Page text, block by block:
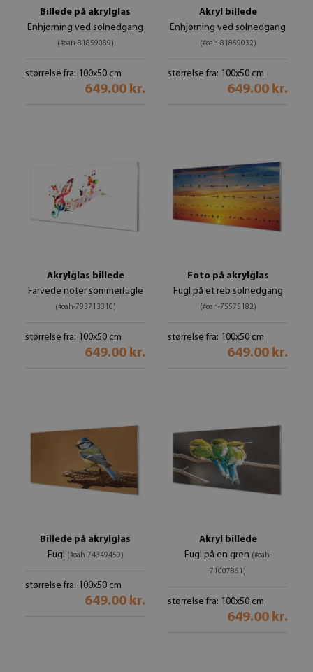
Billede på akrylglas
Enhjørning ved solnedgang
(#oah-81859089)
størrelse fra: 100x50 cm
649.00 kr.
Akryl billede
Enhjørning ved solnedgang
(#oah-81859032)
størrelse fra: 100x50 cm
649.00 kr.
Akrylglas billede
Farvede noter sommerfugle
(#oah-793713310)
størrelse fra: 100x50 cm
649.00 kr.
Foto på akrylglas
Fugl på et reb solnedgang
(#oah-75575182)
størrelse fra: 100x50 cm
649.00 kr.
Billede på akrylglas
Fugl (#oah-74349459)
størrelse fra: 100x50 cm
649.00 kr.
Akryl billede
Fugl på en gren (#oah-
71007861)
størrelse fra: 100x50 cm
649.00 kr.